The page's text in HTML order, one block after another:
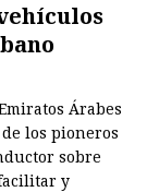
Árabes
los pioneros
sobre
y